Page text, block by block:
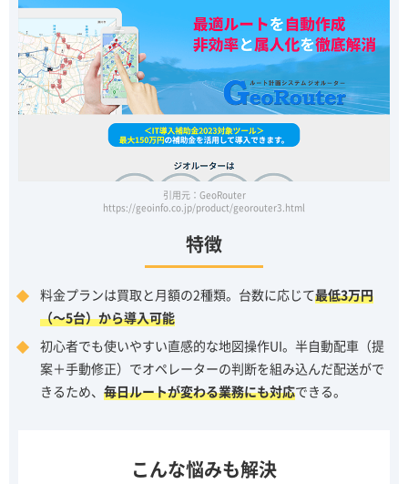
引用元：GeoRouter
https://geoinfo.co.jp/product/georouter3.html
特徴
料金プランは買取と月額の2種類。台数に応じて最低3万円
（～5台）から導入可能
初心者でも使いやすい直感的な地図操作UI。半自動配車（提
案＋手動修正）でオペレーターの判断を組み込んだ配送がで
きるため、 毎日ルートが変わる業務にも対応できる。
こんな悩みも解決